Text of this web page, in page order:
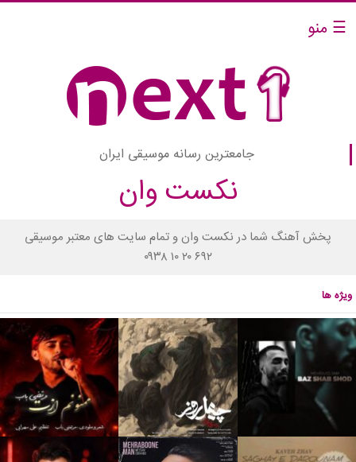
☰ منو
جامعترین رسانه موسیقی ایران
نکست وان
پخش آهنگ شما در نکست وان و تمام سایت های معتبر موسیقی
۰۹۳۸ ۱۰ ۲۰ ۶۹۲
ویژه ها